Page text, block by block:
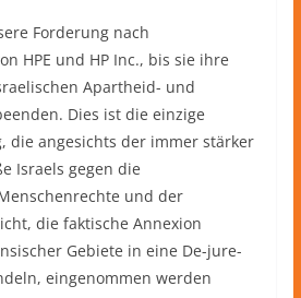
Forderung nach
HPE und HP Inc., bis sie ihre
Apartheid- und
Dies ist die einzige
die angesichts der immer stärker
Israels gegen die
und der
die faktische Annexion
Gebiete in eine De-jure-
eingenommen werden